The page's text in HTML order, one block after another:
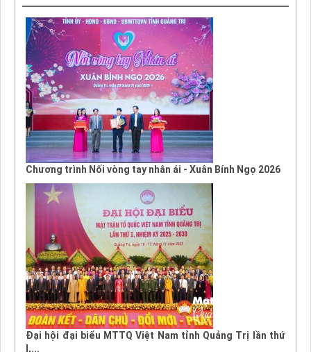
Chương trình Nối vòng tay nhân ái - Xuân Bính Ngọ 2026
Đại hội đại biểu MTTQ Việt Nam tỉnh Quảng Trị lần thứ
I,...